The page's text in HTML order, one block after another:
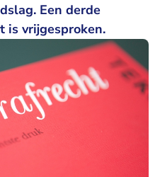
Een derde
is vrijgesproken.